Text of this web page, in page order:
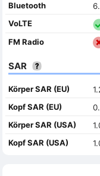
Bluetooth
VoLTE
FM Radio
SAR
Körper SAR (EU)
Kopf SAR (EU)
Körper SAR (USA)
Kopf SAR (USA)